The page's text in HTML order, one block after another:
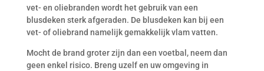
vet- en oliebranden wordt het gebruik van een
blusdeken sterk afgeraden. De blusdeken kan bij een
vet- of oliebrand namelijk gemakkelijk vlam vatten.
Mocht de brand groter zijn dan een voetbal, neem dan
geen enkel risico. Breng uzelf en uw omgeving in